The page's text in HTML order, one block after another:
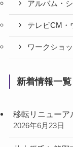
アルバム・
テレビCM・
ワークショ
新着情報一覧
移転リニューア
2026年6月23日